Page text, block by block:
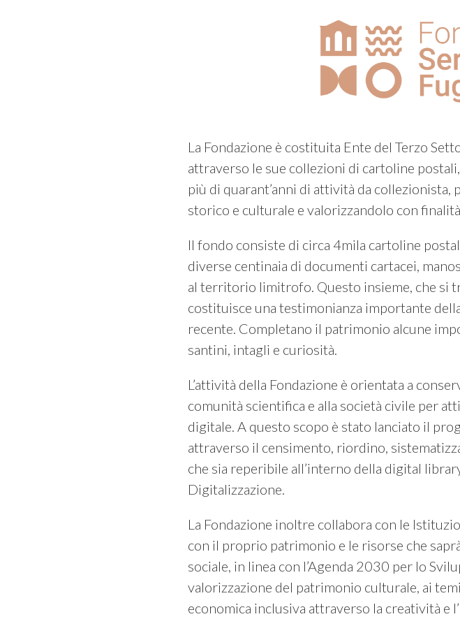
La Fondazione è costituita Ente del Terzo
attraverso le sue collezioni di cartoline
più di quarant’anni di attività da
storico e culturale e valorizzandolo con
Il fondo consiste di circa 4mila cartoline
diverse centinaia di documenti cartacei,
al territorio limitrofo. Questo insieme, che si
costituisce una testimonianza importante
recente. Completano il patrimonio alcune
santini, intagli e curiosità.
L’attività della Fondazione è orientata a
comunità scientifica e alla società civile per
digitale. A questo scopo è stato lanciato il
attraverso il censimento, riordino,
che sia reperibile all’interno della digital
Digitalizzazione.
La Fondazione inoltre collabora con le
con il proprio patrimonio e le risorse che
sociale, in linea con l’Agenda 2030 per lo
valorizzazione del patrimonio culturale, ai
economica inclusiva attraverso la creatività e